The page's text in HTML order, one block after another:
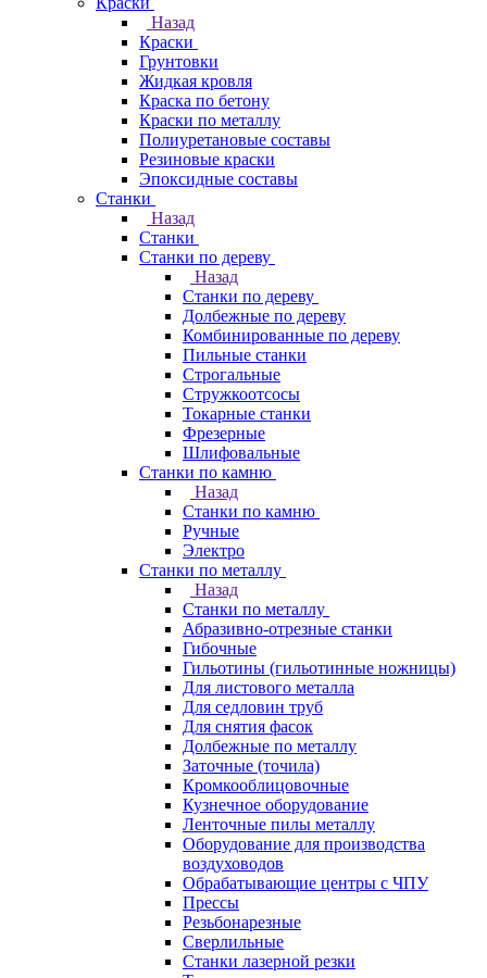
Назад
Краски
Грунтовки
Жидкая кровля
Краска по бетону
Краски по металлу
Полиуретановые составы
Резиновые краски
Эпоксидные составы
Станки
Назад
Станки
Станки по дереву
Назад
Станки по дереву
Долбежные по дереву
Комбинированные по дереву
Пильные станки
Строгальные
Стружкоотсосы
Токарные станки
Фрезерные
Шлифовальные
Станки по камню
Назад
Станки по камню
Ручные
Электро
Станки по металлу
Назад
Станки по металлу
Абразивно-отрезные станки
Гибочные
Гильотины (гильотинные ножницы)
Для листового металла
Для седловин труб
Для снятия фасок
Долбежные по металлу
Заточные (точила)
Кромкооблицовочные
Кузнечное оборудование
Ленточные пилы металлу
Оборудование для производства
воздуховодов
Обрабатывающие центры с ЧПУ
Прессы
Резьбонарезные
Сверлильные
Станки лазерной резки